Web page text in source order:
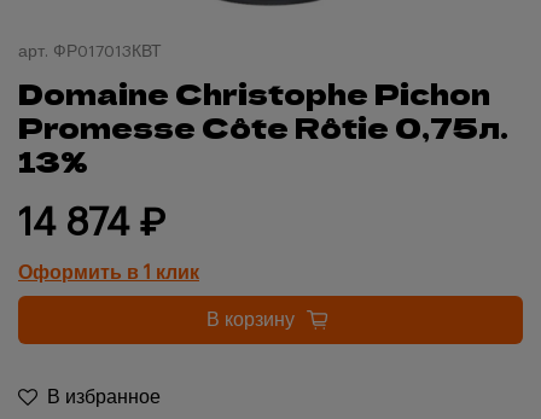
арт. ФР017013КВТ
Domaine Christophe Pichon
Promesse Côte Rôtie 0,75л.
13%
В избранное
14 874 ₽
Оформить в 1 клик
В корзину